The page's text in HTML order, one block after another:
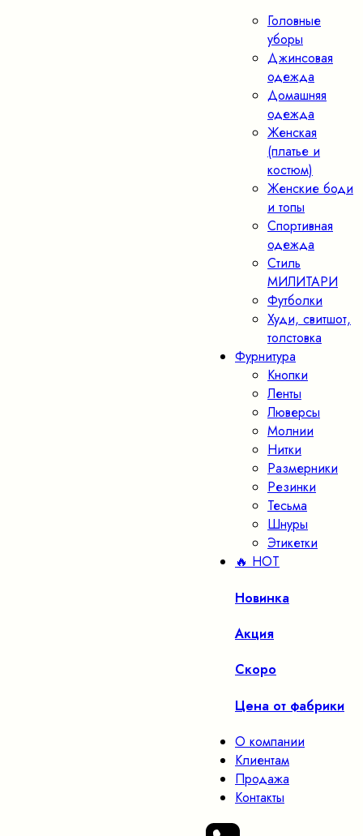
Головные
уборы
Джинсовая
одежда
Домашняя
одежда
Женская
(платье и
костюм)
Женские боди
и топы
Спортивная
одежда
Стиль
МИЛИТАРИ
Футболки
Худи, свитшот,
толстовка
Фурнитура
Кнопки
Ленты
Люверсы
Молнии
Нитки
Размерники
Резинки
Тесьма
Шнуры
Этикетки
🔥 HOT
Новинка
Акция
Скоро
Цена от фабрики
О компании
Клиентам
Продажа
Контакты